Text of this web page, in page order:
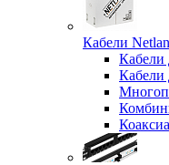
Кабели Netlan
Кабели
Кабели